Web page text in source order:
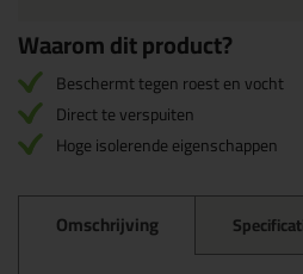
Waarom dit product?
Beschermt tegen roest en vocht
Direct te verspuiten
Hoge isolerende eigenschappen
Omschrijving